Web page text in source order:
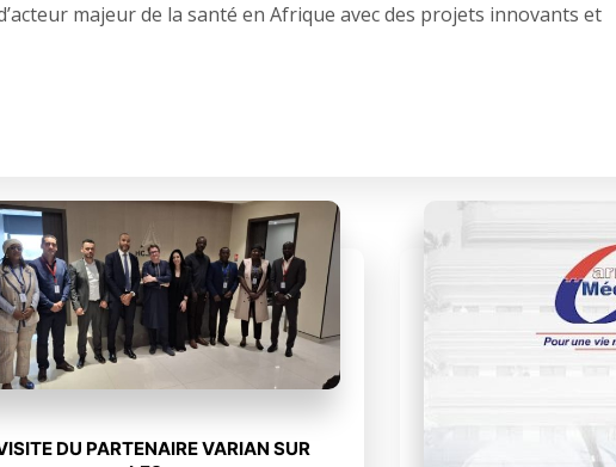
majeur de la santé en Afrique avec des projets innovants et
DU PARTENAIRE VARIAN SUR